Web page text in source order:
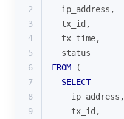
2
  ip_address,
3
  tx_id,
4
  tx_time,
5
  status
6
FROM (
7
SELECT
8
    ip_address,
9
    tx_id,